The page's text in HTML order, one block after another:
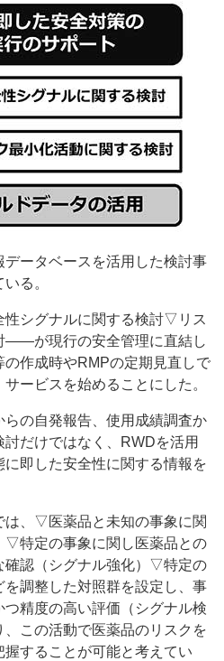
ータベースを活用した検討事
る。
シグナルに関する検討▽リス
――が現行の安全管理に直結し
作成時やRMPの定期見直しで
ービスを始めることにした。
の自発報告、使用成績調査か
だけではなく、RWDを活用
即した安全性に関する情報を
、▽医薬品と未知の事象に関
▽特定の事象に関し医薬品との
確認（シグナル強化）▽特定の
調整した対照群を設定し、事
精度の高い評価（シグナル検
この活動で医薬品のリスクを
することが可能と考えてい